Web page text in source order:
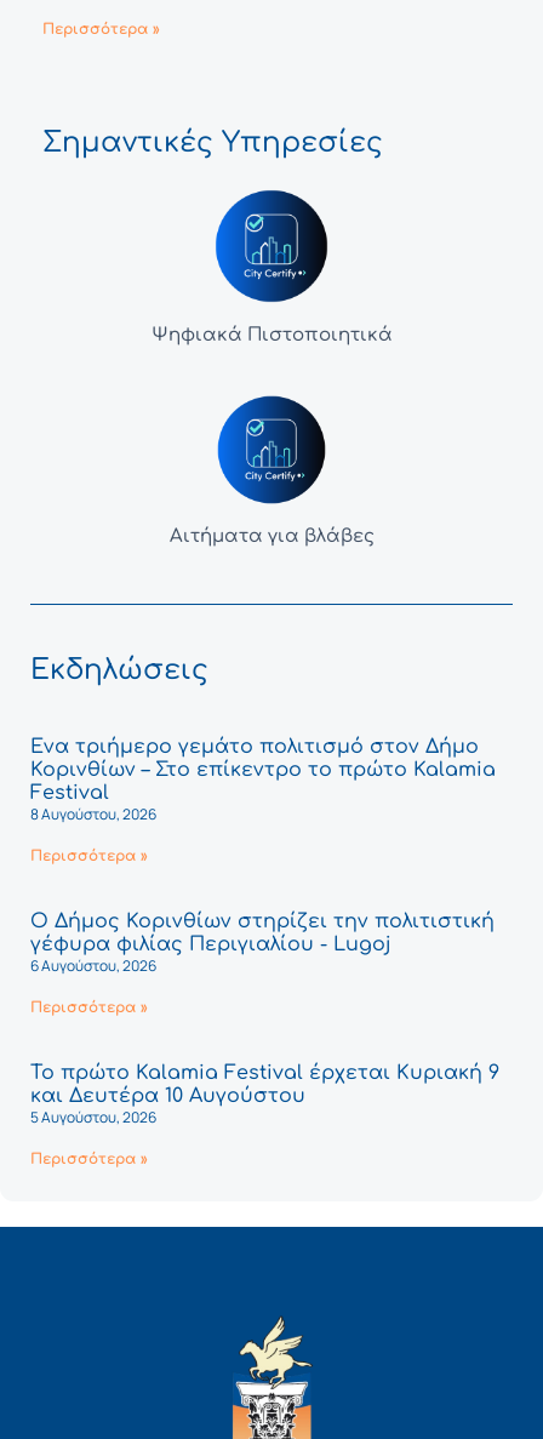
Περισσότερα »
Σημαντικές Υπηρεσίες
Ψηφιακά Πιστοποιητικά
Αιτήματα για βλάβες
Εκδηλώσεις
Ένα τριήμερο γεμάτο πολιτισμό στον Δήμο
Κορινθίων – Στο επίκεντρο το πρώτο Kalamia
Festival
8 Αυγούστου, 2026
Περισσότερα »
Ο Δήμος Κορινθίων στηρίζει την πολιτιστική
γέφυρα φιλίας Περιγιαλίου - Lugoj
6 Αυγούστου, 2026
Περισσότερα »
Το πρώτο Kalamia Festival έρχεται Κυριακή 9
και Δευτέρα 10 Αυγούστου
5 Αυγούστου, 2026
Περισσότερα »